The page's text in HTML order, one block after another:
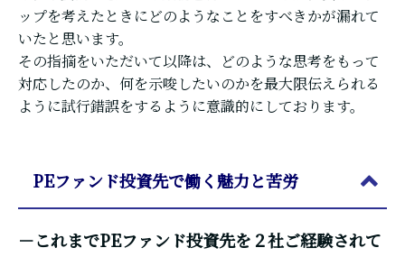
ップを考えたときにどのようなことをすべきかが漏れて
いたと思います。
その指摘をいただいて以降は、どのような思考をもって
対応したのか、何を示唆したいのかを最大限伝えられる
ように試行錯誤をするように意識的にしております。
PEファンド投資先で働く魅力と苦労
－これまでPEファンド投資先を２社ご経験されて